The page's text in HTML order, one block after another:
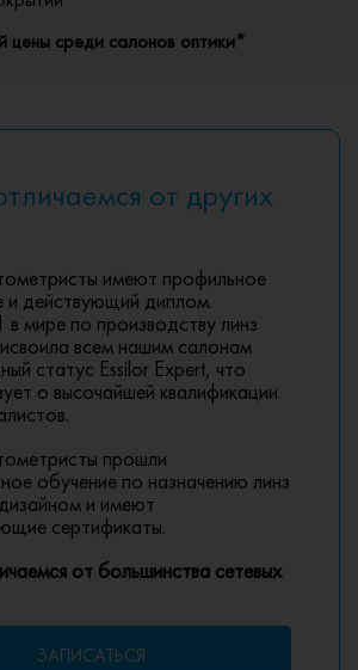
цены среди салонов оптики*
от других
имеют профильное
и действующий диплом.
мире по производству линз
всем нашим салонам
статус Essilor Expert, что
о высочайшей квалификации
прошли
обучение по назначению линз
и имеют
сертификаты.
от большинства сетевых
ЗАПИСАТЬСЯ